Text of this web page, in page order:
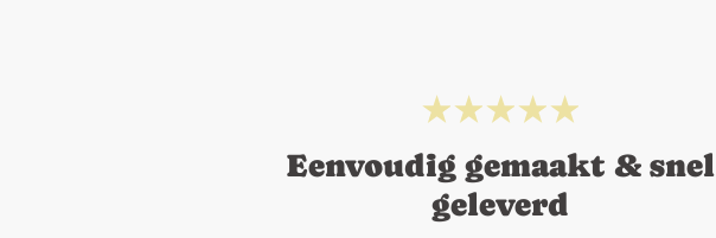
Eenvoudig gemaakt & snel
geleverd